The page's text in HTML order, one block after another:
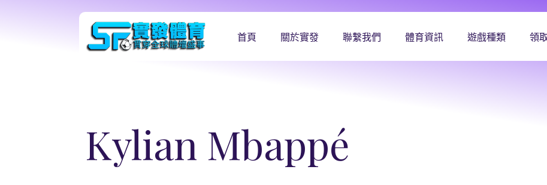
首頁 關於實發 聯繫我們 體育資訊 遊戲種類 領
Kylian Mbappé